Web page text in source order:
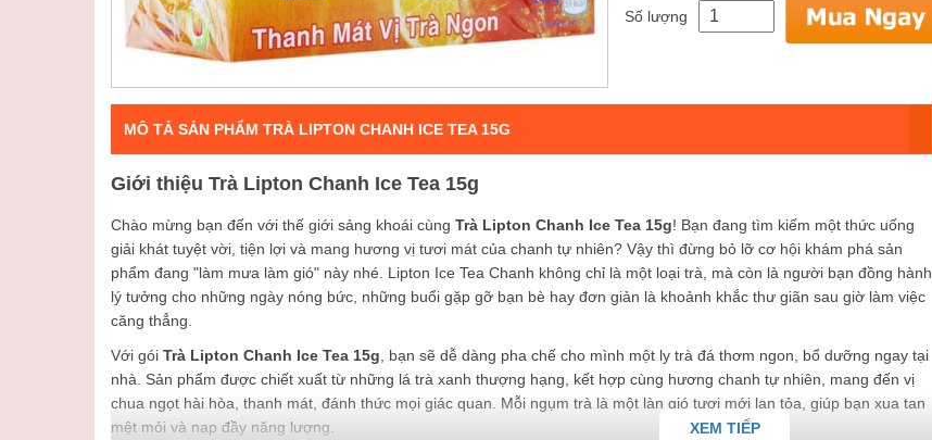
Số lượng
MÔ TẢ SẢN PHẨM TRÀ LIPTON CHANH ICE TEA 15G
Giới thiệu Trà Lipton Chanh Ice Tea 15g
Chào mừng bạn đến với thế giới sảng khoái cùng Trà Lipton Chanh Ice Tea 15g! Bạn đang tìm kiếm một thức uống
giải khát tuyệt vời, tiện lợi và mang hương vị tươi mát của chanh tự nhiên? Vậy thì đừng bỏ lỡ cơ hội khám phá sản
phẩm đang "làm mưa làm gió" này nhé. Lipton Ice Tea Chanh không chỉ là một loại trà, mà còn là người bạn đồng hành
lý tưởng cho những ngày nóng bức, những buổi gặp gỡ bạn bè hay đơn giản là khoảnh khắc thư giãn sau giờ làm việc
căng thẳng.
Với gói Trà Lipton Chanh Ice Tea 15g , bạn sẽ dễ dàng pha chế cho mình một ly trà đá thơm ngon, bổ dưỡng ngay tại
nhà. Sản phẩm được chiết xuất từ những lá trà xanh thượng hạng, kết hợp cùng hương chanh tự nhiên, mang đến vị
chua ngọt hài hòa, thanh mát, đánh thức mọi giác quan. Mỗi ngụm trà là một làn gió tươi mới lan tỏa, giúp bạn xua tan
mệt mỏi và nạp đầy năng lượng.
XEM TIẾP